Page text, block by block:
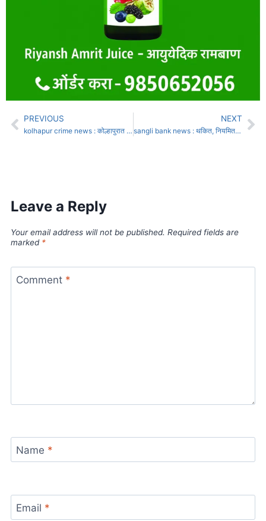
PREVIOUS
kolhapur crime news : कोल्हापुरात प्रवासी बसवर दरोडा; सव्वा कोटीची चांदी लुटली
NEXT
sangli bank news : थकित, नियमित कर्जदारांची माहिती शासनाने मागवली
Leave a Reply
Your email address will not be published. Required fields are
marked *
Comment *
Name *
Email *